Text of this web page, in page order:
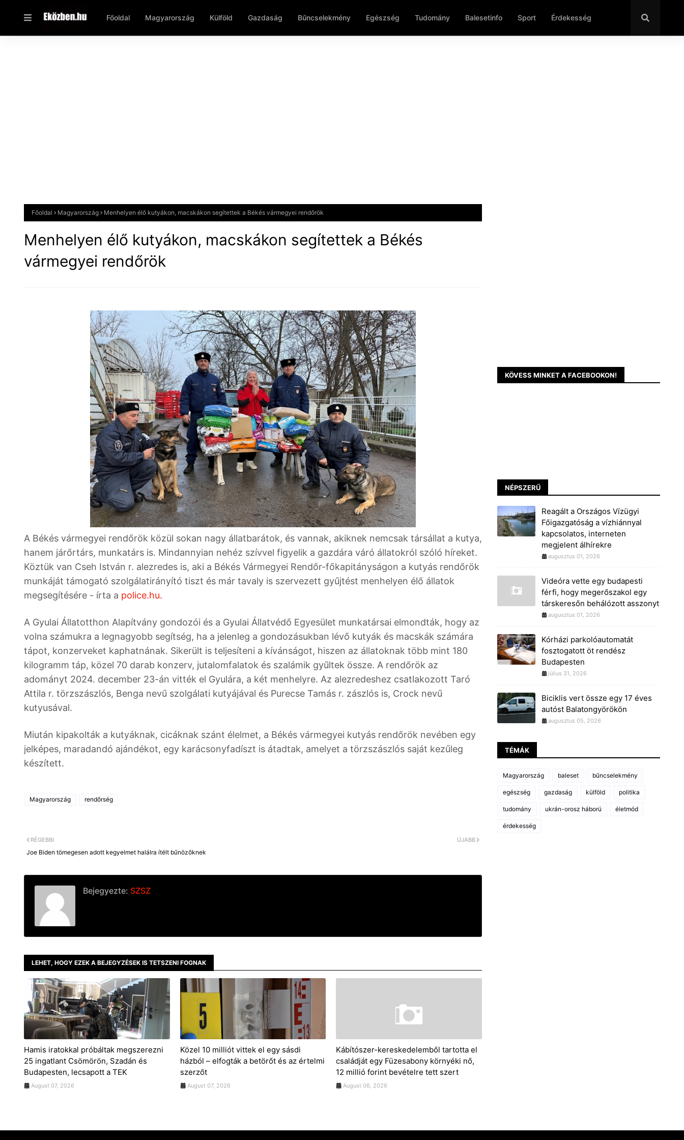
Főoldal Magyarország Külföld Gazdaság Bűncselekmény Egészség Tudomány Balesetinfo Sport Érdekesség
Főoldal Magyarország Menhelyen élő kutyákon, macskákon segítettek a Békés vármegyei rendőrök
Menhelyen élő kutyákon, macskákon segítettek a Békés
vármegyei rendőrök
A Békés vármegyei rendőrök közül sokan nagy állatbarátok, és vannak, akiknek nemcsak társállat a kutya,
hanem járőrtárs, munkatárs is. Mindannyian nehéz szívvel figyelik a gazdára váró állatokról szóló híreket.
Köztük van Cseh István r. alezredes is, aki a Békés Vármegyei Rendőr-főkapitányságon a kutyás rendőrök
munkáját támogató szolgálatirányító tiszt és már tavaly is szervezett gyűjtést menhelyen élő állatok
megsegítésére - írta a police.hu.
A Gyulai Állatotthon Alapítvány gondozói és a Gyulai Állatvédő Egyesület munkatársai elmondták, hogy az
volna számukra a legnagyobb segítség, ha a jelenleg a gondozásukban lévő kutyák és macskák számára
tápot, konzerveket kaphatnának. Sikerült is teljesíteni a kívánságot, hiszen az állatoknak több mint 180
kilogramm táp, közel 70 darab konzerv, jutalomfalatok és szalámik gyűltek össze. A rendőrök az
adományt 2024. december 23-án vitték el Gyulára, a két menhelyre. Az alezredeshez csatlakozott Taró
Attila r. törzszászlós, Benga nevű szolgálati kutyájával és Purecse Tamás r. zászlós is, Crock nevű
kutyusával.
Miután kipakolták a kutyáknak, cicáknak szánt élelmet, a Békés vármegyei kutyás rendőrök nevében egy
jelképes, maradandó ajándékot, egy karácsonyfadíszt is átadtak, amelyet a törzszászlós saját kezűleg
készített.
Magyarország rendőrség
ÚJABB
RÉGEBBI
Joe Biden tömegesen adott kegyelmet halálra ítélt bűnözőknek
Bejegyezte: SZSZ
LEHET, HOGY EZEK A BEJEGYZÉSEK IS TETSZENI FOGNAK
Hamis iratokkal próbáltak megszerezni
25 ingatlant Csömörön, Szadán és
Budapesten, lecsapott a TEK
August 07, 2026
Közel 10 milliót vittek el egy sásdi
házból – elfogták a betörőt és az értelmi
szerzőt
August 07, 2026
Kábítószer-kereskedelemből tartotta el
családját egy Füzesabony környéki nő,
12 millió forint bevételre tett szert
August 06, 2026
KÖVESS MINKET A FACEBOOKON!
NÉPSZERŰ
Reagált a Országos Vízügyi
Főigazgatóság a vízhiánnyal
kapcsolatos, interneten
megjelent álhírekre
augusztus 01, 2026
Videóra vette egy budapesti
férfi, hogy megerőszakol egy
társkeresőn behálózott asszonyt
augusztus 01, 2026
Kórházi parkolóautomatát
fosztogatott öt rendész
Budapesten
július 31, 2026
Biciklis vert össze egy 17 éves
autóst Balatongyörökön
augusztus 05, 2026
TÉMÁK
Magyarország baleset bűncselekmény
egészség gazdaság külföld politika
tudomány ukrán-orosz háború életmód
érdekesség